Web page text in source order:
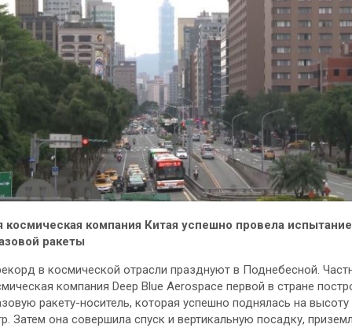
космическая компания Китая успешно провела испытание
ракеты
в космической отрасли празднуют в Поднебесной.
компания Deep Blue Aerospace первой в стране
ракету-носитель, которая успешно поднялась на
Затем она совершила спуск и вертикальную посадку,